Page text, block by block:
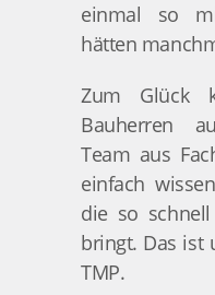
einmal so
hätten
Zum Glück
Bauherren
Team aus
einfach
die so
bringt. Das ist
TMP.